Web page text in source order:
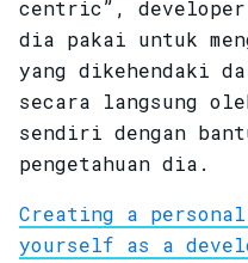
centric”,
dia pakai untuk
yang dikehendaki
secara langsung
sendiri dengan
pengetahuan dia.
Creating a
yourself as a